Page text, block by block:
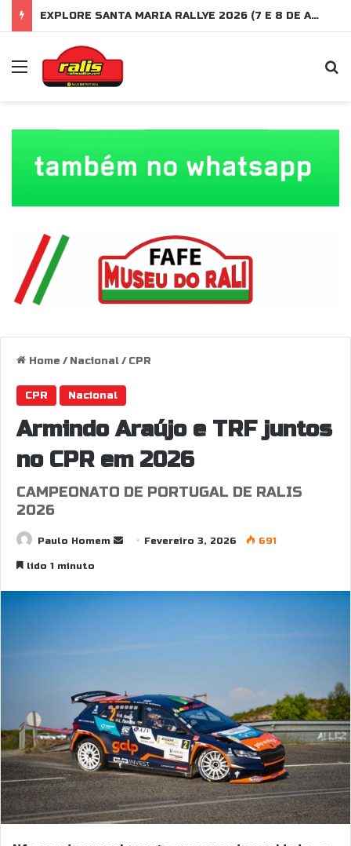
EXPLORE SANTA MARIA RALLYE 2026 (7 E 8 DE AGOSTO)
Menu
Home / Nacional/ CPR
CPR Nacional
Armindo Araújo e TRF juntos
no CPR em 2026
CAMPEONATO DE PORTUGAL DE RALIS
2026
Paulo Homem
SendFevereiro 3, 2026 691
lido 1 minuto